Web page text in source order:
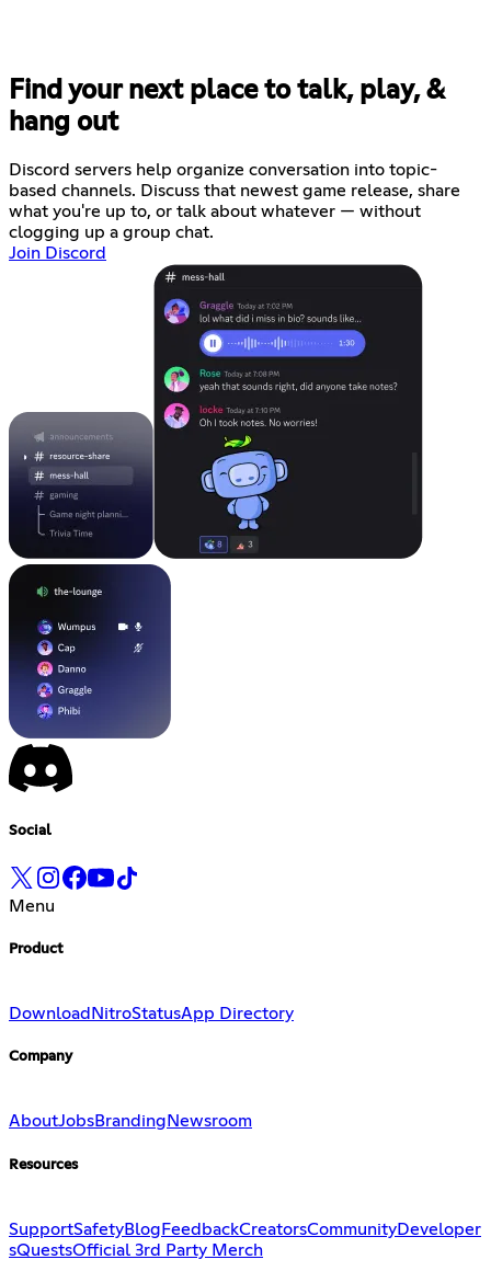
Find your next place to talk, play, &
hang out
Discord servers help organize conversation into topic-
based channels. Discuss that newest game release, share
what you're up to, or talk about whatever — without
clogging up a group chat.
Join Discord
Social
Menu
Product
Download NitroStatusApp Directory
Company
AboutJobsBranding Newsroom
Resources
SupportSafetyBlog FeedbackCreatorsCommunityDeveloper
sQuestsOfficial 3rd Party Merch